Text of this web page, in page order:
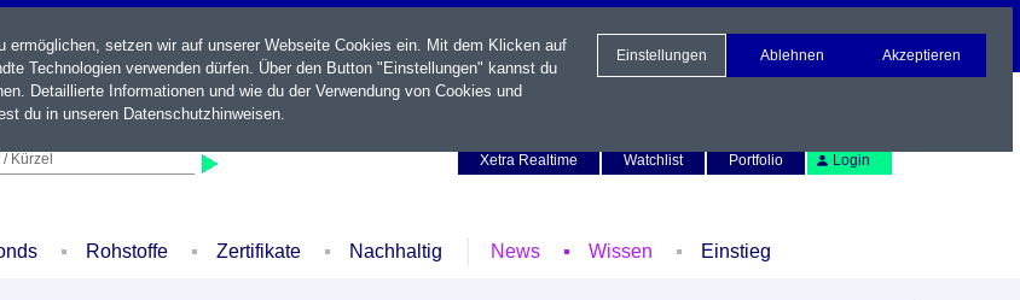
Kürzel
Xetra Realtime
Watchlist Portfolio Login
Rohstoffe Zertifikate Nachhaltig News Wissen Einstieg
setzen wir auf unserer Webseite Cookies ein. Mit dem Klicken auf
Technologien verwenden dürfen. Über den Button "Einstellungen" kannst du
Detaillierte Informationen und wie du der Verwendung von Cookies und
du in unseren Datenschutzhinweisen.
Einstellungen Ablehnen Akzeptieren